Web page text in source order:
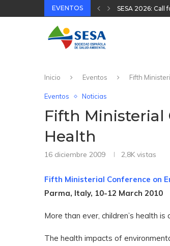
EVENTOS XVIII Congreso
Inicio Eventos Fifth
Eventos Noticias
Fifth
Health
16 diciembre 2009 2,8K vistas
Fifth Ministerial Conference on
Parma, Italy, 10-12 March 2010
More than ever, children’s health
The health impacts of